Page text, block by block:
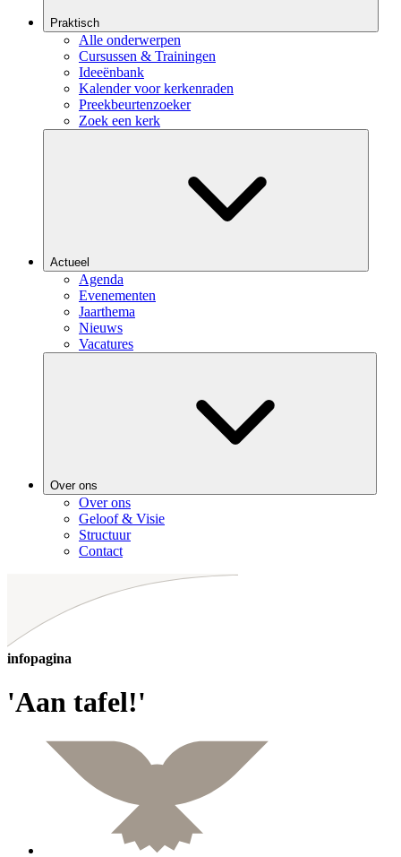
Praktisch
Alle onderwerpen
Cursussen & Trainingen
Ideeënbank
Kalender voor kerkenraden
Preekbeurtenzoeker
Zoek een kerk
Actueel
Agenda
Evenementen
Jaarthema
Nieuws
Vacatures
Over ons
Over ons
Geloof & Visie
Structuur
Contact
infopagina
'Aan tafel!'